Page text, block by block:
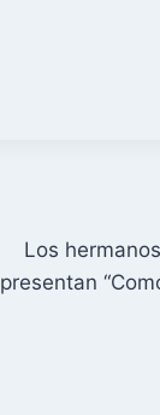
Los
presentan